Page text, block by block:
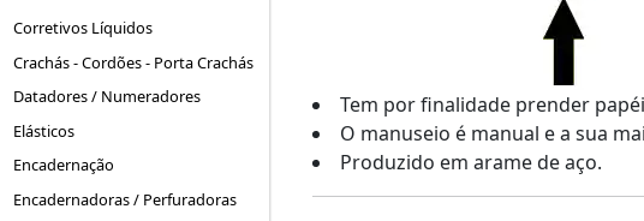
Corretivos Líquidos
Crachás - Cordões - Porta Crachás
Datadores / Numeradores
Elásticos
Encadernação
Encadernadoras / Perfuradoras
Tem por finalidade prender
O manuseio é manual e a sua
Produzido em arame de aço.